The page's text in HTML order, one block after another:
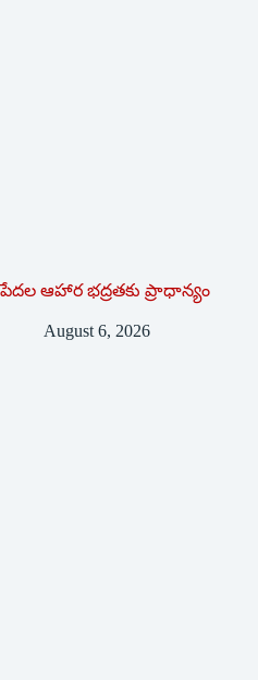
పేదల ఆహార భద్రతకు ప్రాధాన్యం
August 6, 2026